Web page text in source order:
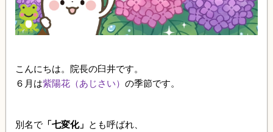
こんにちは。院長の臼井です。
６月は紫陽花（あじさい） の季節です。
別名で 「七変化」 とも呼ばれ、